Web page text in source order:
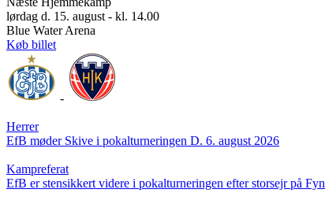
lørdag d. 15. august - kl. 14.00
Blue Water Arena
Køb billet
-
Herrer
EfB møder Skive i pokalturneringen D. 6. august 2026
Kampreferat
EfB er stensikkert videre i pokalturneringen efter storsejr på Fyn